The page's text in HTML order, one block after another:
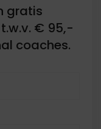
gratis
€ 95,-
coaches.